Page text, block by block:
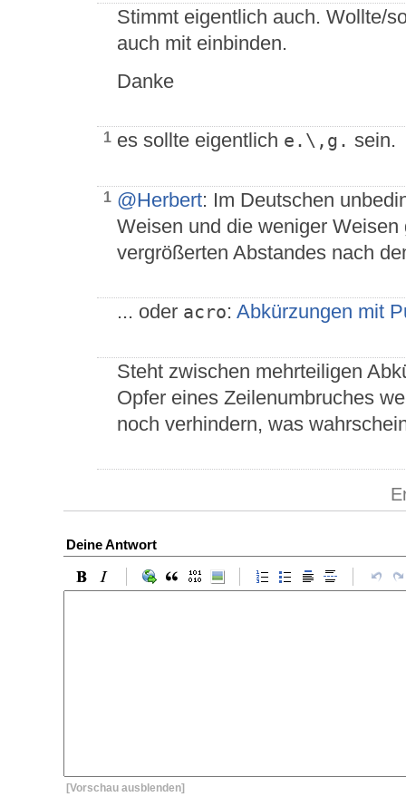
Stimmt eigentlich auch. Wollte/
auch mit einbinden.
Danke
1 es sollte eigentlich e.\,g. sein.
1 @Herbert: Im Deutschen
Weisen und die weniger
vergrößerten Abstandes nach
... oder acro: Abkürzungen mit
Steht zwischen mehrteiligen
Opfer eines Zeilenumbruches
noch verhindern, was
Deine Antwort
[Vorschau ausblenden]